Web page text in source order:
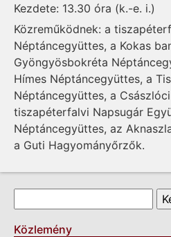
Kezdete: 13.30 óra (k.-e. i.)
Közreműködnek: a
Néptáncegyüttes, a Kokas
Gyöngyösbokréta
Hímes Néptáncegyüttes, a
Néptáncegyüttes, a
tiszapéterfalvi Napsugár
Néptáncegyüttes, az
a Guti Hagyományőrzők.
Keresés űrlap
Keresés
Közlemény